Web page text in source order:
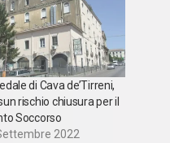
di Cava de’Tirreni,
rischio chiusura per il
Soccorso
2022